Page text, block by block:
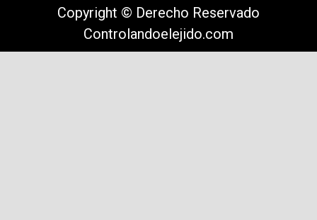
Copyright © Derecho Reservado
Controlandoelejido.com